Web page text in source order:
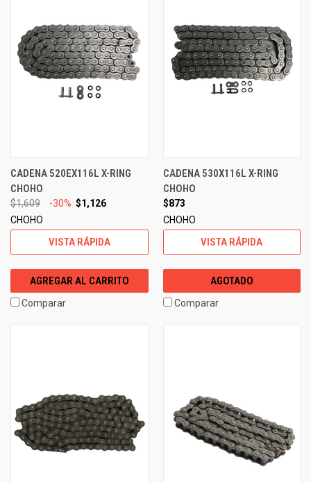
CADENA 520EX116L X-RING
CHOHO
$1,609 -30% $1,126
CHOHO
VISTA RÁPIDA
AGREGAR AL CARRITO
Comparar
CADENA 530X116L X-RING
CHOHO
$873
CHOHO
VISTA RÁPIDA
AGOTADO
Comparar